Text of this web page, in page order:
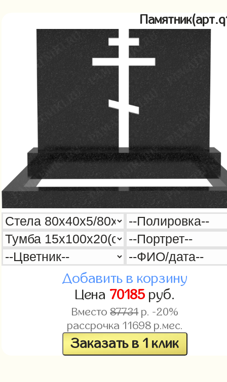
Добавить в корзину
Цена 70185руб.
Вместо87731р. -20%
рассрочка 11698 р.мес.
Заказать в 1 клик